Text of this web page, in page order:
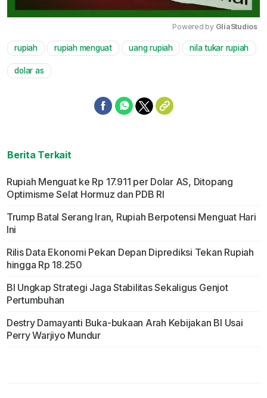
Mute
Powered by GliaStudios
rupiah rupiah menguat uang rupiah nila tukar rupiah
dolar as
Berita Terkait
Rupiah Menguat ke Rp 17.911 per Dolar AS, Ditopang
Optimisme Selat Hormuz dan PDB RI
Trump Batal Serang Iran, Rupiah Berpotensi Menguat Hari
Ini
Rilis Data Ekonomi Pekan Depan Diprediksi Tekan Rupiah
hingga Rp 18.250
BI Ungkap Strategi Jaga Stabilitas Sekaligus Genjot
Pertumbuhan
Destry Damayanti Buka-bukaan Arah Kebijakan BI Usai
Perry Warjiyo Mundur